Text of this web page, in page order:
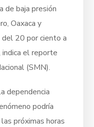
de baja presión
Oaxaca y
del 20 por ciento a
el reporte
(SMN).
dependencia
podría
próximas horas